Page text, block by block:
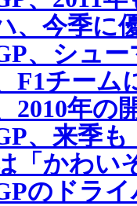
、今季に
、シュ
F1チーム
2010年の
、来季
「かわい
のドラ